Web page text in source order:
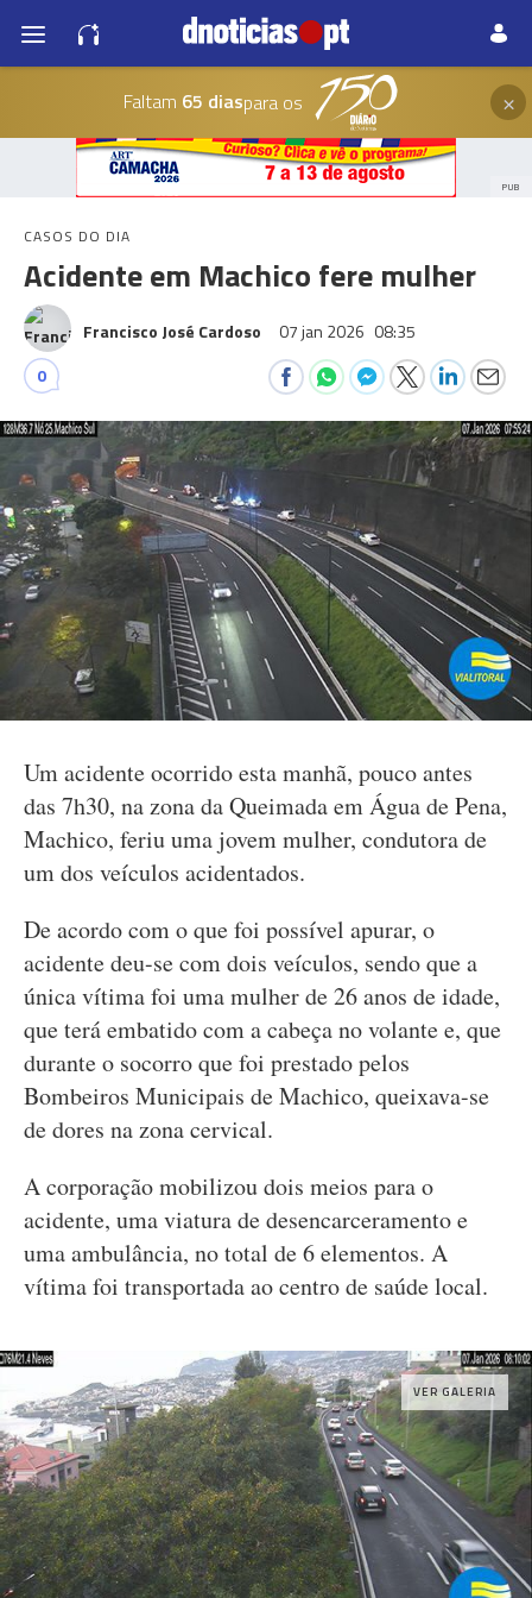
Faltam 65 diaspara os ×
PUB
CASOS DO DIA
Acidente em Machico fere mulher
Francisco José Cardoso 07 jan 2026 08:35
0
Um acidente ocorrido esta manhã, pouco antes
das 7h30, na zona da Queimada em Água de Pena,
Machico, feriu uma jovem mulher, condutora de
um dos veículos acidentados.
De acordo com o que foi possível apurar, o
acidente deu-se com dois veículos, sendo que a
única vítima foi uma mulher de 26 anos de idade,
que terá embatido com a cabeça no volante e, que
durante o socorro que foi prestado pelos
Bombeiros Municipais de Machico, queixava-se
de dores na zona cervical.
A corporação mobilizou dois meios para o
acidente, uma viatura de desencarceramento e
uma ambulância, no total de 6 elementos. A
vítima foi transportada ao centro de saúde local.
VER GALERIA